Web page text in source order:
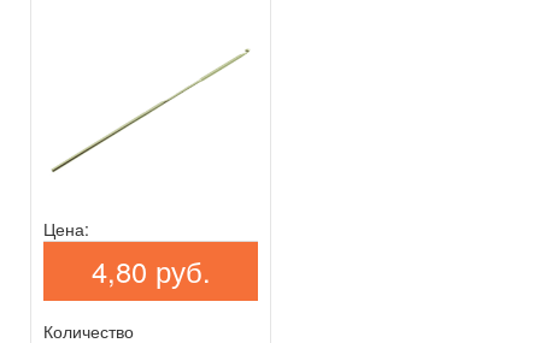
Цена:
4,80 руб.
Количество